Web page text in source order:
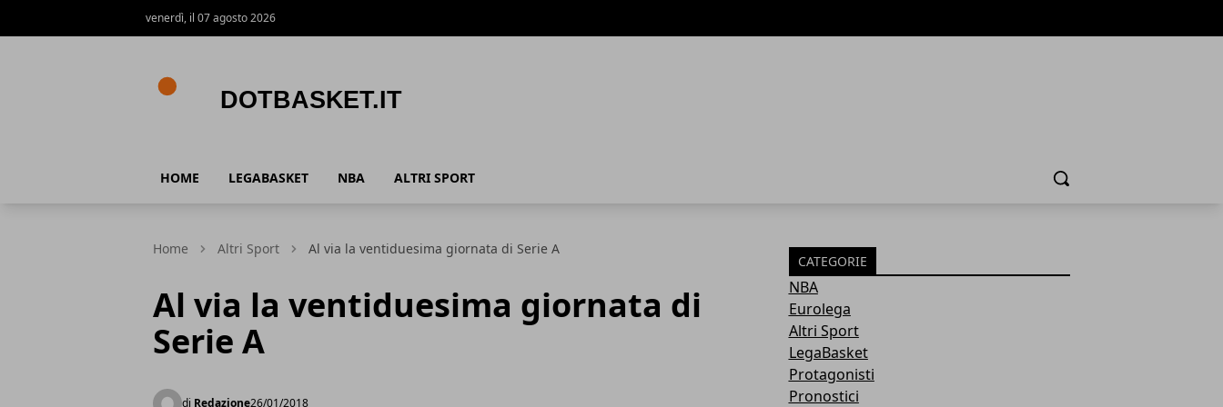
venerdì, il 07 agosto 2026
HOME LEGABASKET NBA ALTRI SPORT Cerca
Home Altri Sport Al via la ventiduesima giornata di Serie A
Al via la ventiduesima giornata di
Serie A
di Redazione26/01/2018
CATEGORIE
NBA
Eurolega
Altri Sport
LegaBasket
Protagonisti
Pronostici